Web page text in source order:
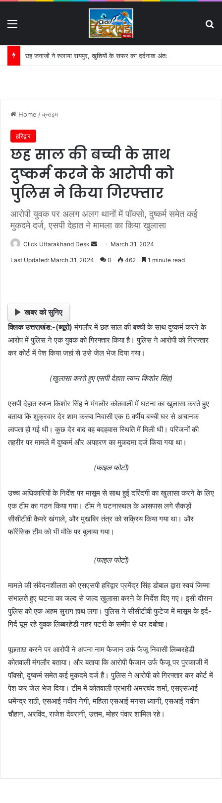
गंगा की बदहाली पर कृष्णकान्त के पत्र का असर:
Home /क्राइम
हरिद्वार
छह साल की बच्ची के साथ
दुष्कर्म करने के आरोपी को
पुलिस ने किया गिरफ्तार
आरोपी युवक पर अलग अलग थानों में पॉक्सो, दुष्कर्म समेत कई
मुकदमे दर्ज, एसपी देहात ने मामला का किया खुलासा
Click Uttarakhand Desk
e
m
a
i
March 31, 2024
Last Updated: March 31, 2024 0 462 1 minute read
खबर को सुनिए
क्लिक उत्तराखंड:-(ब्यूरो)मंगलौर में छह साल की बच्ची के साथ दुष्कर्म करने के
आरोप में पुलिस ने एक युवक को गिरफ्तार किया है। पुलिस ने आरोपी को गिरफ्तार
कर कोर्ट में पेश किया जहां से उसे जेल भेज दिया गया।
(खुलासा करते हुए एसपी देहात स्वप्न किशोर सिंह)
एसपी देहात स्वप्न किशोर सिंह ने मंगलौर कोतवाली में घटना का खुलासा करते हुए
बताया कि शुक्रवार देर शाम कस्बा निवासी एक 6 वर्षीय बच्ची घर से अचानक
लापता हो गई थी। कुछ देर बाद वह बदहवास स्थिति में मिली थी। परिजनों की
तहरीर पर मामले में दुष्कर्म और अपहरण का मुकदमा दर्ज किया गया था।
(फाइल फोटो)
उच्च अधिकारियों के निर्देश पर मासूम से साथ हुई दरिंदगी का खुलासा करने के लिए
एक टीम का गठन किया गया। टीम ने घटनास्थल के आसपास लगे सैकड़ों
सीसीटीवी कैमरे खंगाले, और मुखबिर तंत्र को सक्रिय किया गया था। और
फॉरेंसिक टीम को भी मौके पर बुलाया गया।
(फाइल फोटो)
मामले की संवेदनशीलता को एसएसपी हरिद्वार प्रमेंद्र सिंह डोबाल द्वारा स्वयं जिम्मा
संभालते हुए घटना का जल्द से जल्द खुलासा करने के निर्देश दिए गए। इसी दौरान
पुलिस को एक अहम सुराग हाथ लगा। पुलिस ने सीसीटीवी फुटेज में मासूम के इर्द-
गिर्द घूम रहे युवक लिब्बरहेडी नहर पटरी के समीप से धर दबोचा।
पूछताछ करने पर आरोपी ने अपना नाम फैजान उर्फ फैजू निवासी लिब्बरहेडी
कोतवाली मंगलौर बताया। और बताया कि आरोपी फैजान उर्फ फैजू पर पुरकाजी में
पॉक्सो, दुष्कर्म समेत कई मुकदमे दर्ज हैं। पुलिस ने आरोपी को गिरफ्तार कर कोर्ट में
पेश कर जेल भेज दिया। टीम में कोतवाली प्रभारी अमरचंद शर्मा, एसएसआई
धमेंन्द्र राठी, एसआई नवीन नेगी, महिला एसआई मनसा ध्यानी, एसआई नवीन
चौहान, अरविंद, राजेश देवरानी, उत्तम, मोहर पंवार शामिल रहे।